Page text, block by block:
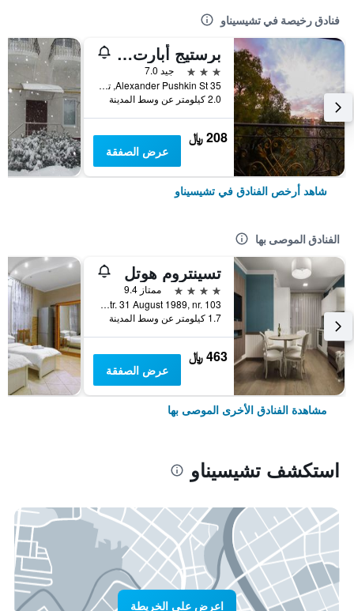
فنادق رخيصة في تشيسيناو
برستيج أبارت هوتل
3 نجوم
جيد 7.0
35 Alexander Pushkin St, تشيسيناو, مولدوفا
2.0 كيلومتر عن وسط المدينة
208 ﷼
عرض الصفقة
شاهد أرخص الفنادق في تشيسيناو
الفنادق الموصى بها
تسينتروم هوتل
4 نجوم
ممتاز 9.4
Str. 31 August 1989, nr. 103, تشيسيناو, مولدوفا
1.7 كيلومتر عن وسط المدينة
463 ﷼
عرض الصفقة
مشاهدة الفنادق الأخرى الموصى بها
استكشف تشيسيناو
اعرض على الخريطة